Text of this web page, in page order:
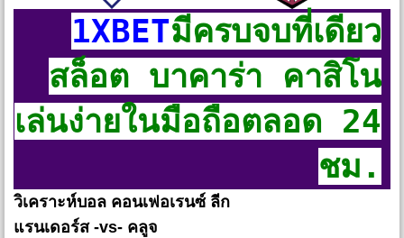
1XBETมีครบจบที่เดียว
สล็อต บาคาร่า คาสิโน
เล่นง่ายในมือถือตลอด 24
ชม.
วิเคราะห์บอล คอนเฟอเรนซ์ ลีก
แรนเดอร์ส -vs- คลูจ